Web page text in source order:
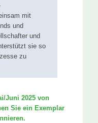
mit
und
und
sie so
zu
Juni 2025 von
Sie ein Exemplar